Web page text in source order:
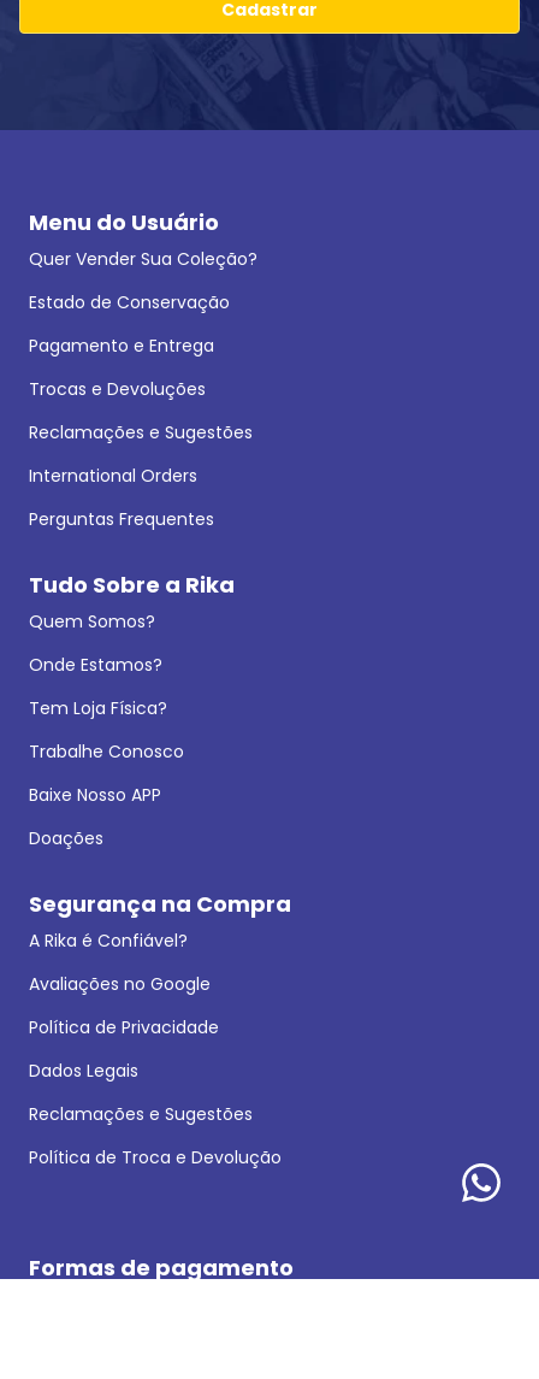
Cadastrar
Menu do Usuário
Quer Vender Sua Coleção?
Estado de Conservação
Pagamento e Entrega
Trocas e Devoluções
Reclamações e Sugestões
International Orders
Perguntas Frequentes
Tudo Sobre a Rika
Quem Somos?
Onde Estamos?
Tem Loja Física?
Trabalhe Conosco
Baixe Nosso APP
Doações
Segurança na Compra
A Rika é Confiável?
Avaliações no Google
Política de Privacidade
Dados Legais
Reclamações e Sugestões
Política de Troca e Devolução
Formas de pagamento